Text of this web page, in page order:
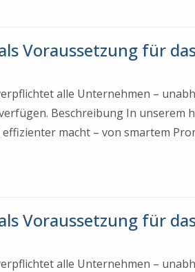
Voraussetzung für
alle Unternehmen –
Beschreibung In unserem
macht – von smartem
Voraussetzung für
alle Unternehmen –